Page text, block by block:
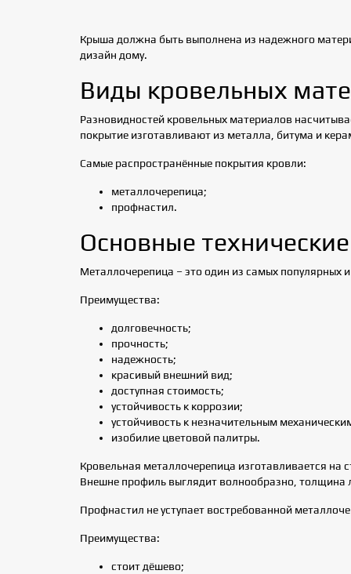
Крыша должна быть выполнена из надежного
дизайн дому.
Виды кровельных
Разновидностей кровельных материалов
покрытие изготавливают из металла, битума и
Самые распространённые покрытия кровли:
металлочерепица;
профнастил.
Основные
Металлочерепица – это один из самых популярных
Преимущества:
долговечность;
прочность;
надежность;
красивый внешний вид;
доступная стоимость;
устойчивость к коррозии;
устойчивость к незначительным
изобилие цветовой палитры.
Кровельная металлочерепица изготавливается
Внешне профиль выглядит волнообразно,
Профнастил не уступает востребованной
Преимущества:
стоит дёшево;